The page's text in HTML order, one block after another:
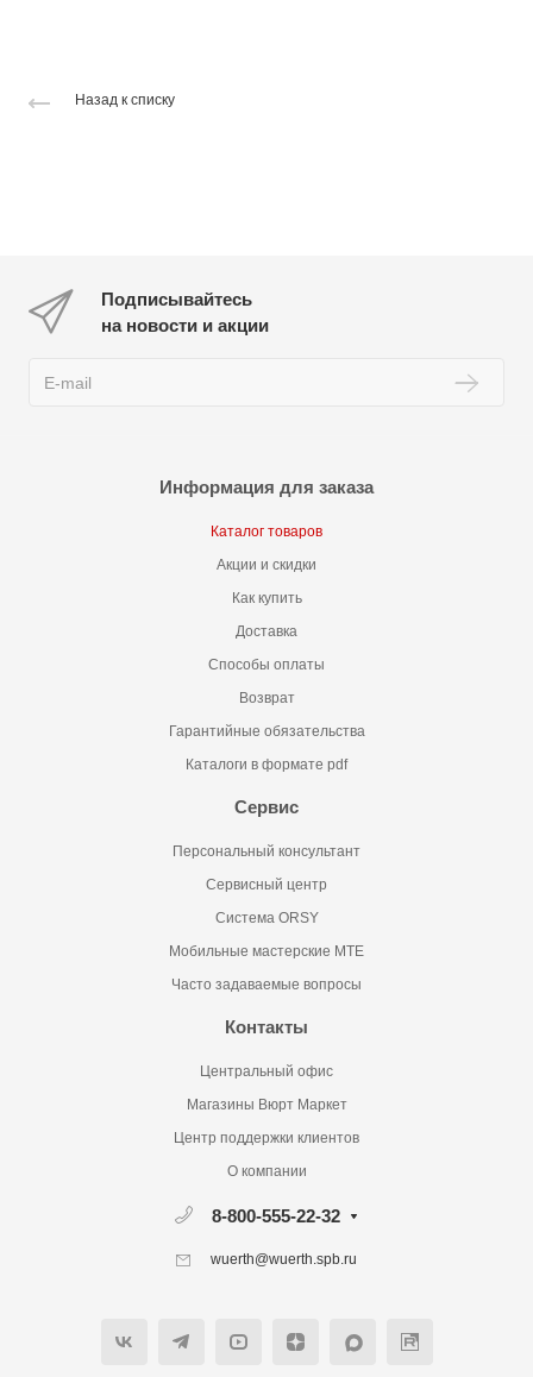
Назад к списку
Подписывайтесь
на новости и акции
Информация для заказа
Каталог товаров
Акции и скидки
Как купить
Доставка
Способы оплаты
Возврат
Гарантийные обязательства
Каталоги в формате pdf
Сервис
Персональный консультант
Сервисный центр
Система ORSY
Мобильные мастерские MTE
Часто задаваемые вопросы
Контакты
Центральный офис
Магазины Вюрт Маркет
Центр поддержки клиентов
О компании
8-800-555-22-32
wuerth@wuerth.spb.ru